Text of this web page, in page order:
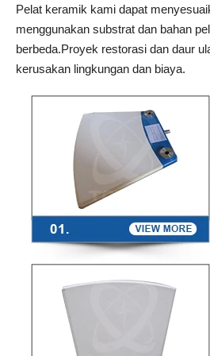
Pelat keramik kami dapat
menggunakan substrat dan bahan
berbeda.Proyek restorasi dan daur
kerusakan lingkungan dan biaya.